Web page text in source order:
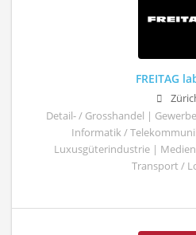
FREITAG
Detail- / Grosshandel |
Informatik /
Luxusgüterindustrie |
Transport /